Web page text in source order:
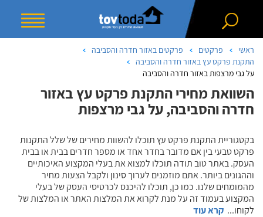
ראשי פרקטים
פרקטים באזור חדרה והסביבה
התקנת פרקט עץ באזור חדרה והסביבה
על גבי מרצפות באזור חדרה והסביבה
השוואת מחירי התקנת פרקט עץ באזור
חדרה והסביבה, על גבי מרצפות
בקטגוריית התקנת פרקט עץ תוכלו להשוות מחירים של שלל התקנות
פרקט טבעי בין אם מדובר בחדר אחד או מספר חדרים בבית או בבית
העסק. באתר טוב תודה תוכלו למצוא את בעלי המקצוע האיכותיים
וההגונים ביותר. אתם מוזמנים לערוך סינון ולקבל הצעות מחיר
מהמומחים שלנו. כמו כן, תוכלו להיכנס לכרטיסי העסק של בעלי
המקצוע בעמוד זה על מנת לקרוא את המלצות האתר או המלצות של
לקוחו... קרא עוד